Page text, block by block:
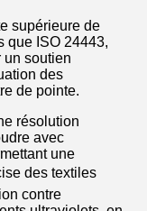
supérieure de
que ISO 24443,
un soutien
des
de pointe.
résolution
avec
une
des textiles 
contre